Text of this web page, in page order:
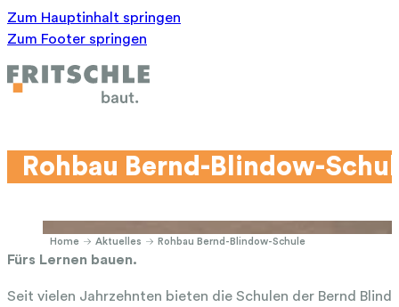
Zum Hauptinhalt springen
Zum Footer springen
Rohbau Bernd-Blindow-
Home Aktuelles Rohbau Bernd-Blindow-Schule
Fürs Lernen bauen.
Seit vielen Jahrzehnten bieten die Schulen der Bernd